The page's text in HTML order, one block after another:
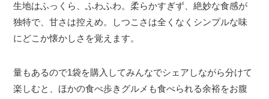
生地はふっくら、ふわふわ。柔らかすぎず、絶妙な食感が
独特で、甘さは控えめ。しつこさは全くなくシンプルな味
にどこか懐かしさを覚えます。
量もあるので1袋を購入してみんなでシェアしながら分けて
楽しむと、ほかの食べ歩きグルメも食べられる余裕をお腹